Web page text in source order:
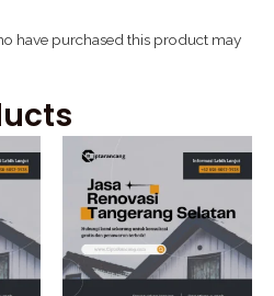
have purchased this product may